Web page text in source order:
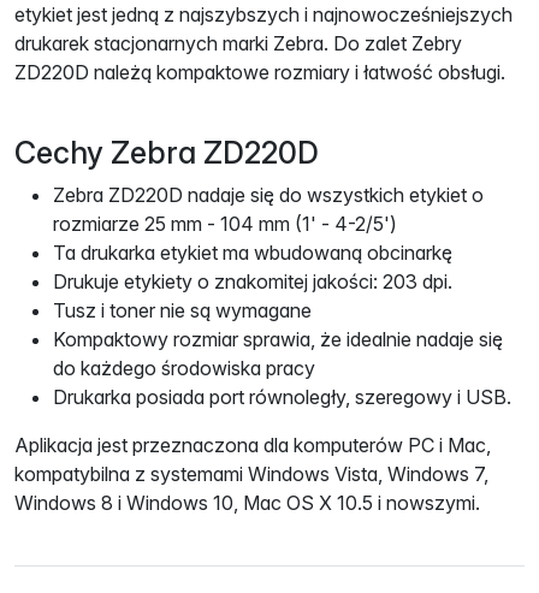
etykiet jest jedną z najszybszych i najnowocześniejszych
drukarek stacjonarnych marki Zebra. Do zalet Zebry
ZD220D należą kompaktowe rozmiary i łatwość obsługi.
Cechy Zebra ZD220D
Zebra ZD220D nadaje się do wszystkich etykiet o
rozmiarze 25 mm - 104 mm (1' - 4-2/5')
Ta drukarka etykiet ma wbudowaną obcinarkę
Drukuje etykiety o znakomitej jakości: 203 dpi.
Tusz i toner nie są wymagane
Kompaktowy rozmiar sprawia, że ​​idealnie nadaje się
do każdego środowiska pracy
Drukarka posiada port równoległy, szeregowy i USB.
Aplikacja jest przeznaczona dla komputerów PC i Mac,
kompatybilna z systemami Windows Vista, Windows 7,
Windows 8 i Windows 10, Mac OS X 10.5 i nowszymi.